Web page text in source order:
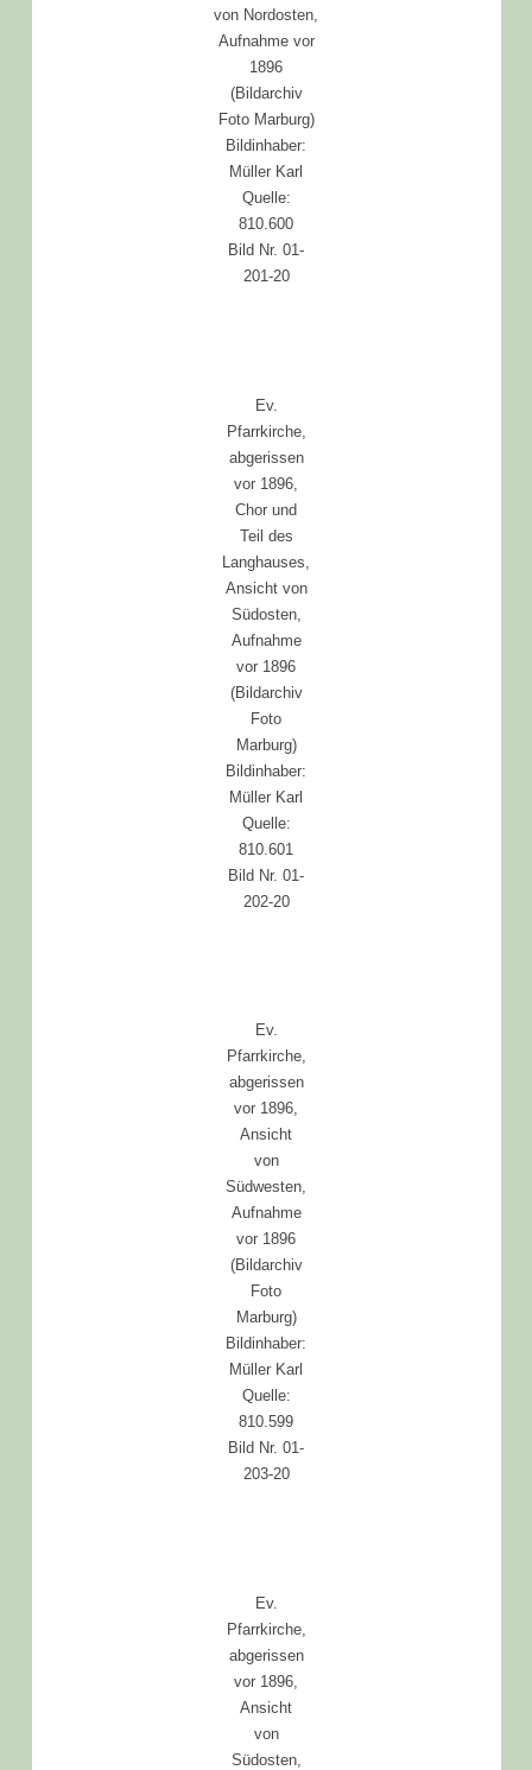
von Nordosten,
Aufnahme vor
1896
(Bildarchiv
Foto Marburg)
Bildinhaber:
Müller Karl
Quelle:
810.600
Bild Nr. 01-
201-20
Ev.
Pfarrkirche,
abgerissen
vor 1896,
Chor und
Teil des
Langhauses,
Ansicht von
Südosten,
Aufnahme
vor 1896
(Bildarchiv
Foto
Marburg)
Bildinhaber:
Müller Karl
Quelle:
810.601
Bild Nr. 01-
202-20
Ev.
Pfarrkirche,
abgerissen
vor 1896,
Ansicht
von
Südwesten,
Aufnahme
vor 1896
(Bildarchiv
Foto
Marburg)
Bildinhaber:
Müller Karl
Quelle:
810.599
Bild Nr. 01-
203-20
Ev.
Pfarrkirche,
abgerissen
vor 1896,
Ansicht
von
Südosten,